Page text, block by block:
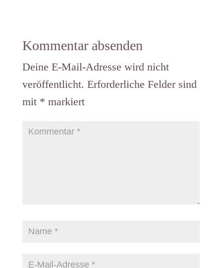
aufgehobe
n.
Kommentar absenden
Deine E-Mail-Adresse wird nicht
veröffentlicht. Erforderliche Felder sind
mit * markiert